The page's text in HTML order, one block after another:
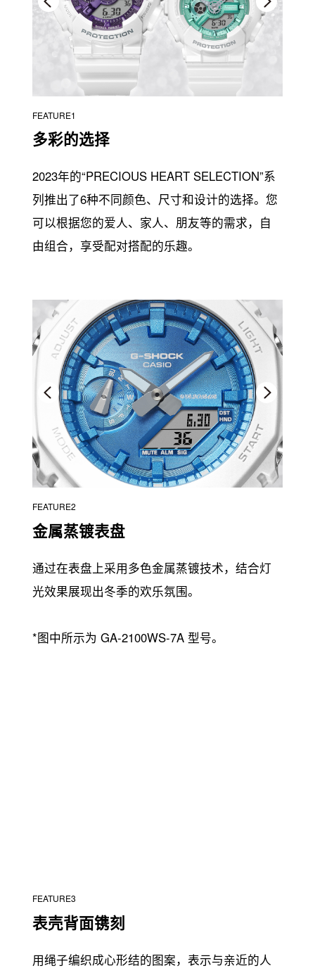
FEATURE1
多彩的选择
2023年的“PRECIOUS HEART SELECTION”系
列推出了6种不同颜色、尺寸和设计的选择。您
可以根据您的爱人、家人、朋友等的需求，自
由组合，享受配对搭配的乐趣。
FEATURE2
金属蒸镀表盘
通过在表盘上采用多色金属蒸镀技术，结合灯
光效果展现出冬季的欢乐氛围。
*图中所示为 GA-2100WS-7A 型号。
FEATURE3
表壳背面镌刻
用绳子编织成心形结的图案，表示与亲近的人